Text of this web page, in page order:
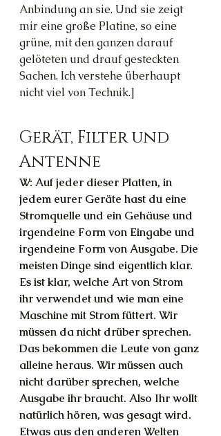
Anbindung an sie. Und sie zeigt
mir eine große Platine, so eine
grüne, mit den ganzen darauf
gelöteten und drauf gesteckten
Sachen. Ich verstehe überhaupt
nicht viel von Technik.]
Gerät, Filter und
Antenne
W: Auf jeder dieser Platten, in
jedem eurer Geräte hast du eine
Stromquelle und ein Gehäuse und
irgendeine Form von Eingabe und
irgendeine Form von Ausgabe. Die
meisten Dinge sind eigentlich klar.
Es ist klar, welche Art von Strom
ihr verwendet und wie man eine
Maschine mit Strom füttert. Wir
müssen da nicht drüber sprechen.
Das bekommen die Leute von ganz
alleine heraus. Wir müssen auch
nicht darüber sprechen, welche
Ausgabe ihr braucht. Also Ihr wollt
natürlich hören, was gesagt wird.
Etwas aus den anderen Welten